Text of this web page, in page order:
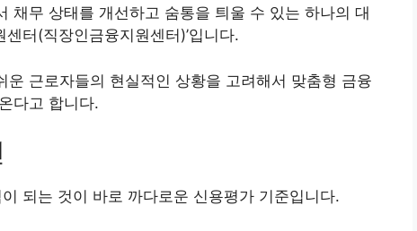
채무 상태를 개선하고 숨통을 틔울 수 있는 하나의 대
터(직장인금융지원센터)’입니다.
근로자들의 현실적인 상황을 고려해서 맞춤형 금융
다고 합니다.
되는 것이 바로 까다로운 신용평가 기준입니다.